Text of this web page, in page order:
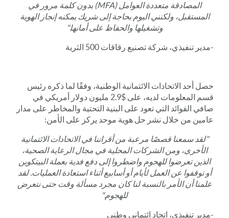
المصادقة متعددة العوامل (MFA) بدون كلمة مرور في
المستقبل، ولكنني اليوم بحاجة إلى شريك يمكنه إنجاز الهوية
وتشغيلها والحفاظ على أمانها."
-مدير تنفيذي، شركة تصنيع رقاقات 500 الثرية
حصل أحد الاتحادات الائتمانية الوطنية، وفقًا لما ذكره رئيس
قسم المعلومات لديه، على $2.9 مليون دولار أمريكي في
صافي الفوائد التي تعود على البنية التحتية والمخاطر على مدار
عامين من خلال نشر حل هوية موحد يركز على الأمن:
"لقد سمعنا قصصًا مرعبة من أقراننا في الاتحادات الائتمانية
الأخرى، ومن الشركات المحلية في مجال الرعاية الصحية،
الذين تعرضوا للهجوم واضطروا إلى دفع فدية بعملة البيتكوين
أو توقفوا عن العمل لأيام أو أسابيع أثناء استعادة العمليات. لقد
علمنا أن الأمر بالنسبة لنا كان مجرد مسألة وقت حتى نتعرض
للهجوم."
-مدير تنفيذي، اتحاد ائتماني وطني